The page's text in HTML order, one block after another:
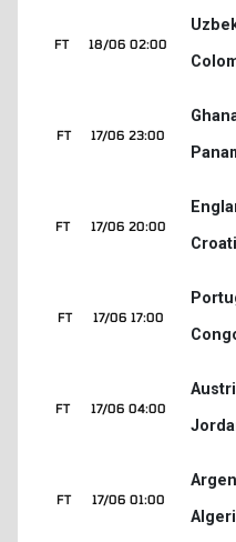
18/06 02:00
FT
17/06 23:00
FT
17/06 20:00
FT
17/06 17:00
FT
17/06 04:00
FT
17/06 01:00
FT